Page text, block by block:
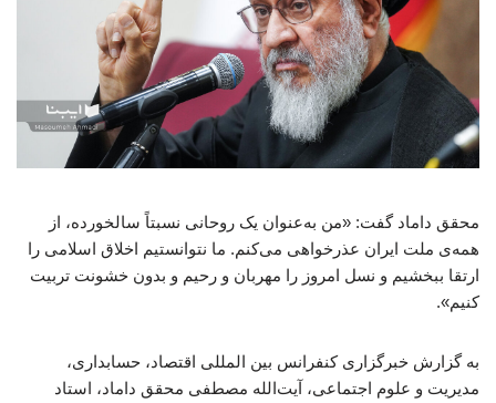
محقق داماد گفت: «من به‌عنوان یک روحانی نسبتاً سالخورده، از
همه‌ی ملت ایران عذرخواهی می‌کنم. ما نتوانستیم اخلاق اسلامی را
ارتقا ببخشیم و نسل امروز را مهربان و رحیم و بدون خشونت تربیت
کنیم».
به گزارش خبرگزاری کنفرانس بین المللی اقتصاد، حسابداری،
مدیریت و علوم اجتماعی، آیت‌الله مصطفی محقق داماد، استاد